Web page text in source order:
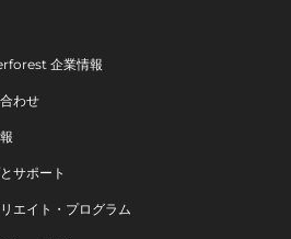
企業情報
わせ
サポート
エイト・プログラム